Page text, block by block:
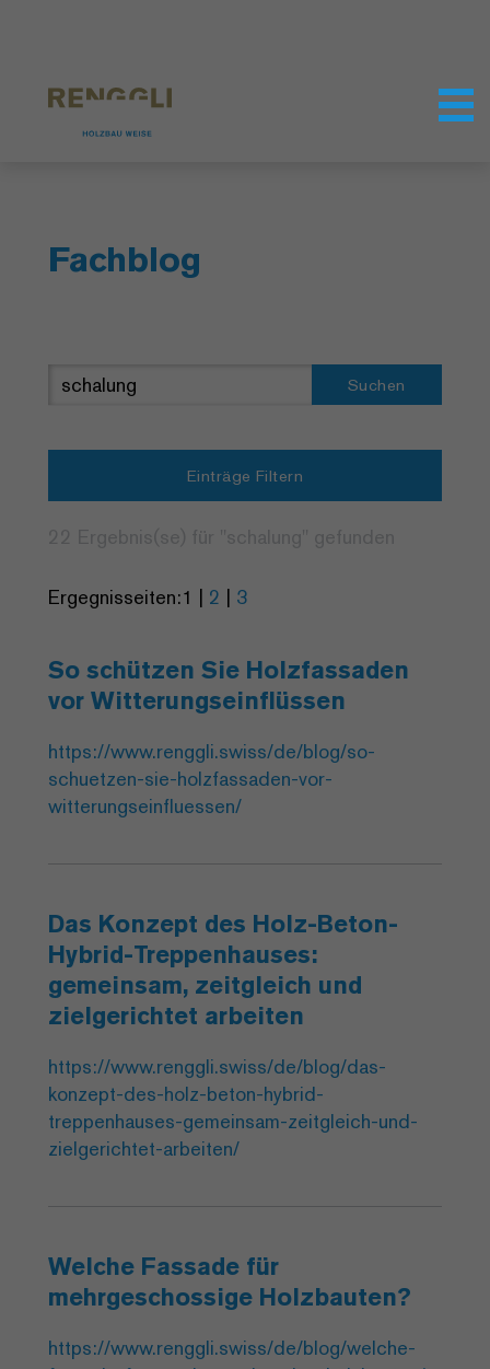
Fachblog
Suchen
Einträge Filtern
Ergegnisseiten:1 | 2 | 3
So schützen Sie Holzfassaden
vor Witterungseinflüssen
https://www.renggli.swiss/de/blog/so-
schuetzen-sie-holzfassaden-vor-
witterungseinfluessen/
Das Konzept des Holz-Beton-
Hybrid-Treppenhauses:
gemeinsam, zeitgleich und
zielgerichtet arbeiten
https://www.renggli.swiss/de/blog/das-
konzept-des-holz-beton-hybrid-
treppenhauses-gemeinsam-zeitgleich-und-
zielgerichtet-arbeiten/
Welche Fassade für
mehrgeschossige Holzbauten?
https://www.renggli.swiss/de/blog/welche-